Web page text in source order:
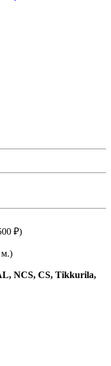
₽)
м.)
NCS, CS, Tikkurila,